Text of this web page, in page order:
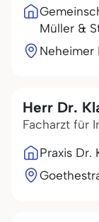
Müller &
Neheimer
Herr Dr.
Facharzt für
Praxis Dr.